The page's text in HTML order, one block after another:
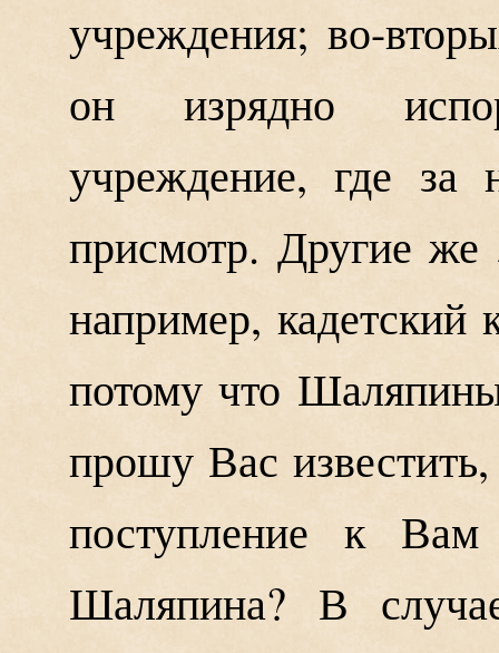
учреждения; во-
он изрядно
учреждение, где
присмотр. Другие же
например,
потому что
прошу Вас
поступление к Вам
Шаляпина? В